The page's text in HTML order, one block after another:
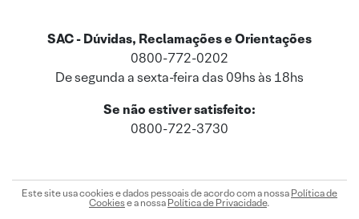
SAC - Dúvidas, Reclamações e Orientações
0800-772-0202
De segunda a sexta-feira das 09hs às 18hs
Se não estiver satisfeito:
0800-722-3730
Este site usa cookies e dados pessoais de acordo com a nossa Política de
Cookiese a nossa Política de Privacidade.